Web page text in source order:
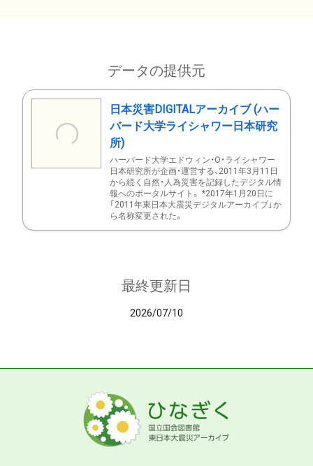
データの提供元
日本災害DIGITALアーカイブ (ハー
バード大学ライシャワー日本研究
所)
ハーバード大学エドウィン・O・ライシャワー
日本研究所が企画・運営する、2011年3月11日
から続く自然・人為災害を記録したデジタル情
報へのポータルサイト。 *2017年1月20日に
「2011年東日本大震災デジタルアーカイブ」か
ら名称変更された。
最終更新日
2026/07/10